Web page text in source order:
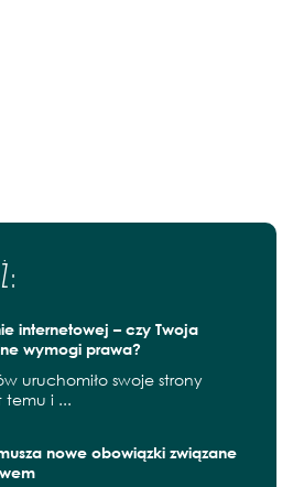
internetowej – czy Twoja
wymogi prawa?
uruchomiło swoje strony
temu i ...
nowe obowiązki związane